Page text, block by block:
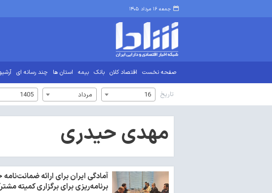
جمعه ۱۶ مرداد ۱۴۰۵
صفحه نخست اقتصاد کلان بانک بیمه استان ها چند رسانه ای آرشیو
تاریخ 16 مرداد 1405
مهدی حیدری
آمادگی ایران برای ارائه
برنامه‌ریزی برای برگزاری کمیته